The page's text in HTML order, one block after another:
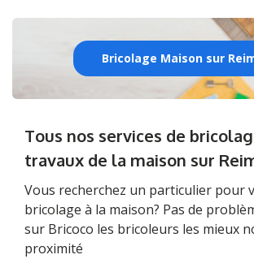
Bricolage Maison sur
Tous nos services de
travaux de la maison sur
Vous recherchez un particulier pour
bricolage à la maison? Pas de
sur Bricoco les bricoleurs les mieux
proximité